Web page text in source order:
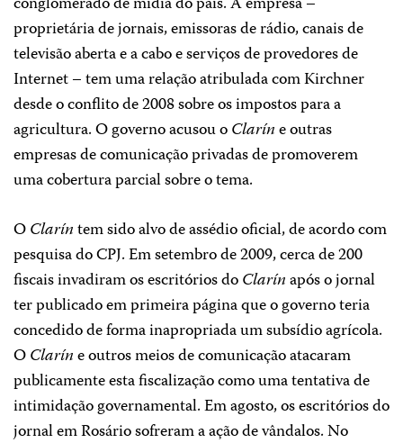
proprietária de jornais, emissoras de rádio, canais de
televisão aberta e a cabo e serviços de provedores de
Internet – tem uma relação atribulada com Kirchner
desde o conflito de 2008 sobre os impostos para a
agricultura. O governo acusou oClaríne outras
empresas de comunicação privadas de promoverem
uma cobertura parcial sobre o tema.
OClaríntem sido alvo de assédio oficial, de acordo com
pesquisa do CPJ. Em setembro de 2009, cerca de 200
fiscais invadiram os escritórios doClarínapós o jornal
ter publicado em primeira página que o governo teria
concedido de forma inapropriada um subsídio agrícola.
OClaríne outros meios de comunicação atacaram
publicamente esta fiscalização como uma tentativa de
intimidação governamental. Em agosto, os escritórios do
jornal em Rosário sofreram a ação de vândalos. No